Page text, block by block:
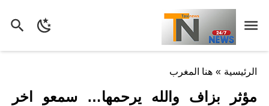
الرئيسية » هنا المغرب
مؤثر بزاف والله يرحمها… سمعو اخر